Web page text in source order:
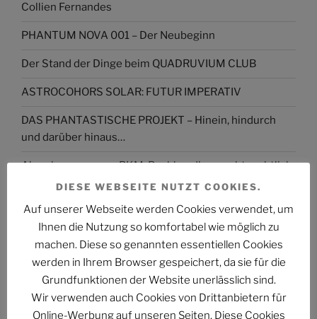
Collien Fernandes
PHANTUM NOVA 001 – Der Neubeginn
Der Stand der Dinge beim QUADRUVIUM CLUB
ASTROCOHORS SOLAR: FUTUR IMPERATIV
DAS PHANTASTISCHE PROJEKT – Hinein, hindurch
und darüber hinaus…
Abmahnung gegen BKM: Buchhandlung geht rechtlich
gegen Interview-Äußerungen des
The Billion Dollar Man – The Last Laugh Syndicate –
Music Video
DIESE WEBSEITE NUTZT COOKIES.
Auf unserer Webseite werden Cookies verwendet, um
Ihnen die Nutzung so komfortabel wie möglich zu
machen. Diese so genannten essentiellen Cookies
werden in Ihrem Browser gespeichert, da sie für die
Grundfunktionen der Website unerlässlich sind.
Wir verwenden auch Cookies von Drittanbietern für
Online-Werbung auf unseren Seiten. Diese Cookies